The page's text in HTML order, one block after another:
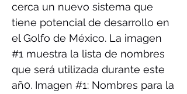
cerca un nuevo sistema que
tiene potencial de desarrollo en
el Golfo de México. La imagen
#1 muestra la lista de nombres
que será utilizada durante este
añ0. Imagen #1: Nombres para la